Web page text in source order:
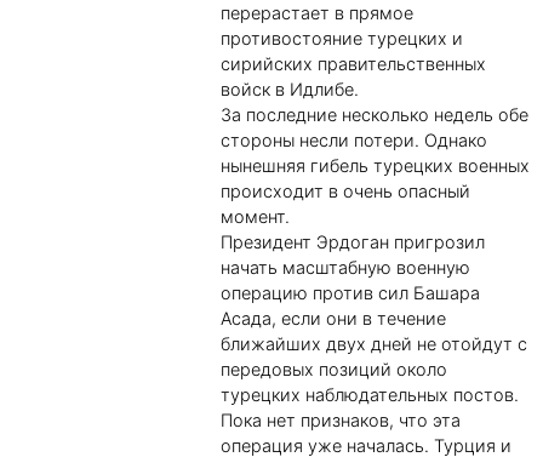
перерастает в прямое
противостояние турецких и
сирийских правительственных
войск в Идлибе.
За последние несколько недель обе
стороны несли потери. Однако
нынешняя гибель турецких военных
происходит в очень опасный
момент.
Президент Эрдоган пригрозил
начать масштабную военную
операцию против сил Башара
Асада, если они в течение
ближайших двух дней не отойдут с
передовых позиций около
турецких наблюдательных постов.
Пока нет признаков, что эта
операция уже началась. Турция и